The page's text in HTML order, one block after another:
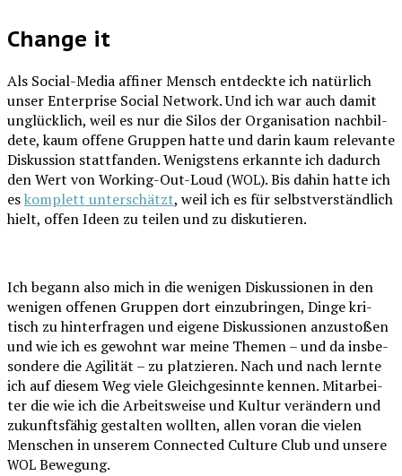
Change it
Als Social-Media affi­ner Mensch ent­deck­te ich natür­lich
unser Enter­pri­se Social Net­work. Und ich war auch damit
unglück­lich, weil es nur die Silos der Orga­ni­sa­ti­on nach­bil­
de­te, kaum offe­ne Grup­pen hat­te und dar­in kaum rele­van­te
Dis­kus­si­on statt­fan­den. Wenigs­tens erkann­te ich dadurch
den Wert von Working-Out-Loud (WOL). Bis dahin hat­te ich
eskom­plett unter­schätzt, weil ich es für selbst­ver­ständ­lich
hielt, offen Ideen zu tei­len und zu diskutieren.
Ich begann also mich in die weni­gen Dis­kus­sio­nen in den
weni­gen offe­nen Grup­pen dort ein­zu­brin­gen, Din­ge kri­
tisch zu hin­ter­fra­gen und eige­ne Dis­kus­sio­nen anzu­sto­ßen
und wie ich es gewohnt war mei­ne The­men – und da ins­be­
son­de­re die Agi­li­tät – zu plat­zie­ren. Nach und nach lern­te
ich auf die­sem Weg vie­le Gleich­ge­sinn­te ken­nen. Mit­ar­bei­
ter die wie ich die Arbeits­wei­se und Kul­tur ver­än­dern und
zukunfts­fä­hig gestal­ten woll­ten, allen vor­an die vie­len
Men­schen in unse­rem Con­nec­ted Cul­tu­re Club und unse­re
WOL Bewegung.